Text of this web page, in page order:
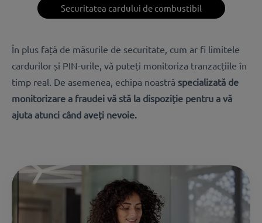
Securitatea cardului de combustibil
În plus față de măsurile de securitate, cum ar fi limitele
cardurilor și PIN-urile, vă puteți monitoriza tranzacțiile în
timp real. De asemenea, echipa noastră specializată de
monitorizare a fraudei vă stă la dispoziție pentru a vă
ajuta atunci când aveți nevoie.